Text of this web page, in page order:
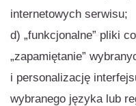
internetowych serwisu;
d) „funkcjonalne” pliki
„zapamiętanie”
i personalizację
wybranego języka lub